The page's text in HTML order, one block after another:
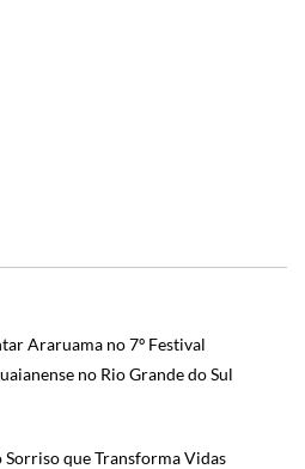
Araruama no 7º Festival
no Rio Grande do Sul
que Transforma Vidas